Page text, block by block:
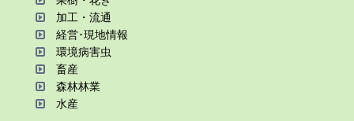
加⼯・流通
経営･現地情報
環境病害⾍
畜産
森林林業
⽔産